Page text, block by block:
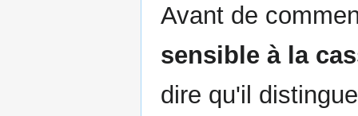
Avant de
sensible à la
dire qu'il